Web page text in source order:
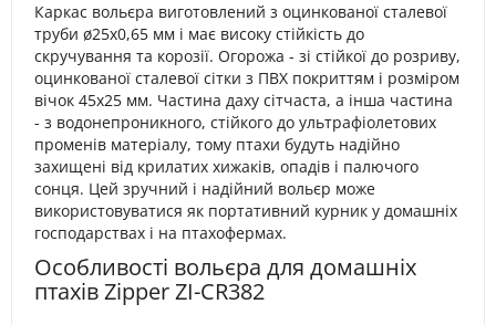
Каркас вольєра виготовлений з оцинкованої сталевої
труби ø25x0,65 мм і має високу стійкість до
скручування та корозії. Огорожа - зі стійкої до розриву,
оцинкованої сталевої сітки з ПВХ покриттям і розміром
вічок 45x25 мм. Частина даху сітчаста, а інша частина
- з водонепроникного, стійкого до ультрафіолетових
променів матеріалу, тому птахи будуть надійно
захищені від крилатих хижаків, опадів і палючого
сонця. Цей зручний і надійний вольєр може
використовуватися як портативний курник у домашніх
господарствах і на птахофермах.
Особливості вольєра для домашніх
птахів Zipper ZI-CR382